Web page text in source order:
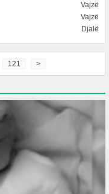
Vajzë
Vajzë
Djalë
121 >